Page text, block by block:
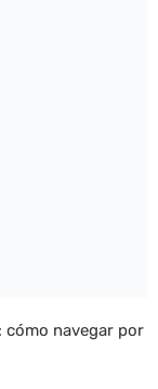
cómo navegar por